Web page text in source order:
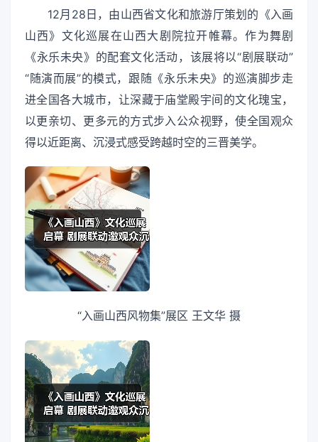
12月28日，由山西省文化和旅游厅策划的《入画
山西》文化巡展在山西大剧院拉开帷幕。作为舞剧
《永乐未央》的配套文化活动，该展将以“剧展联动”
“随演而展”的模式，跟随《永乐未央》的巡演脚步走
进全国各大城市，让深藏于庙堂殿宇间的文化瑰宝，
以更亲切、更多元的方式步入公众视野，使全国观众
得以近距离、沉浸式感受跨越时空的三晋美学。
“入画山西风物集”展区 王文华 摄